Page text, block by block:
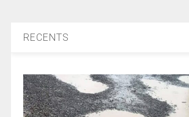
RECENTS